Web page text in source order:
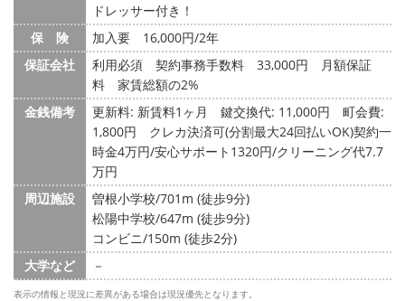
ドレッサー付き！
保 険
加入要 16,000円/2年
保証会社
利用必須 契約事務手数料 33,000円 月額保証
料 家賃総額の2%
金銭備考
更新料: 新賃料1ヶ月 鍵交換代: 11,000円
町会費:
1,800円
クレカ決済可(分割最大24回払いOK)契約一
時金4万円/安心サポート1320円/クリーニング代7.7
万円
周辺施設
曽根小学校/701m (徒歩9分)
松陽中学校/647m (徒歩9分)
コンビニ/150m (徒歩2分)
大学など
－
表示の情報と現況に差異がある場合は現況優先となります。